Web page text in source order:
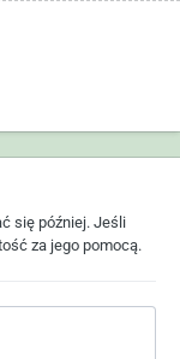
się później. Jeśli
za jego pomocą.